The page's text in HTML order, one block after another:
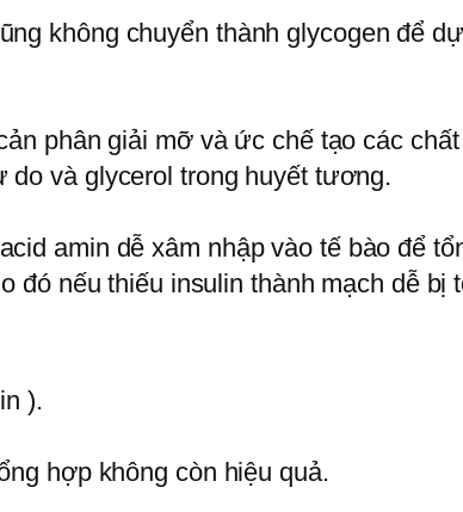
không chuyển thành glycogen để
phân giải mỡ và ức chế tạo các
do và glycerol trong huyết tương.
amin dễ xâm nhập vào tế bào để
đó nếu thiếu insulin thành mạch dễ bị
).
hợp không còn hiệu quả.